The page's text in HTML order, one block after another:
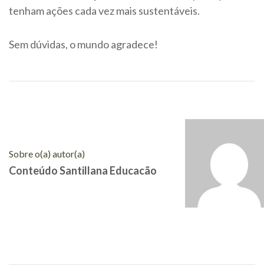
tenham ações cada vez mais sustentáveis.
Sem dúvidas, o mundo agradece!
Sobre o(a) autor(a)
Conteúdo Santillana Educacão